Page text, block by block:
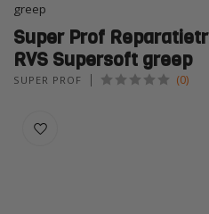
greep
Super Prof
RVS Supersoft greep
SUPER PROF (0)